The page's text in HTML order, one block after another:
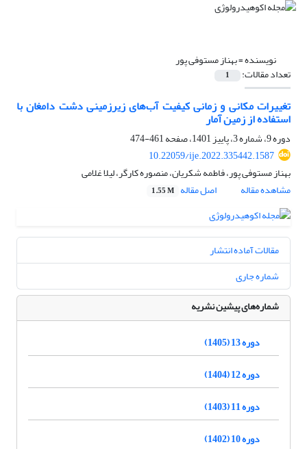
نویسنده =بهناز مستوفی پور
تعداد مقالات: 1
تغییرات مکانی و زمانی کیفیت آب‌های زیرزمینی دشت دامغان با
استفاده از زمین آمار
دوره 9، شماره 3، پاییز 1401، صفحه
461-474
10.22059/ije.2022.335442.1587
بهناز مستوفی پور، فاطمه شکریان، منصوره کارگر، لیلا غلامی
مشاهده مقاله
اصل مقاله 1.55 M
مقالات آماده انتشار
شماره جاری
شماره‌های پیشین نشریه
دوره 13 (1405)
دوره 12 (1404)
دوره 11 (1403)
دوره 10 (1402)